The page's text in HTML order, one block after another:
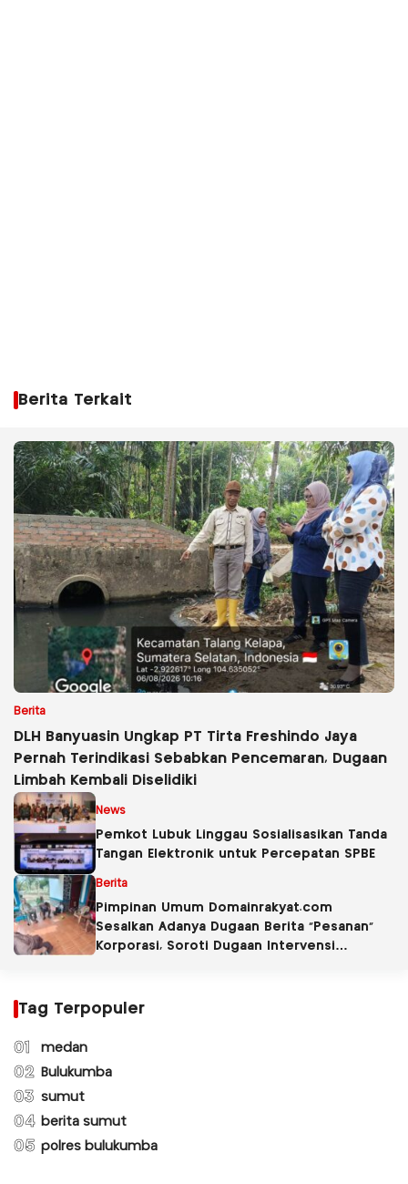
Berita Terkait
Berita
DLH Banyuasin Ungkap PT Tirta Freshindo Jaya
Pernah Terindikasi Sebabkan Pencemaran, Dugaan
Limbah Kembali Diselidiki
News
Pemkot Lubuk Linggau Sosialisasikan Tanda
Tangan Elektronik untuk Percepatan SPBE
Berita
Pimpinan Umum Domainrakyat.com
Sesalkan Adanya Dugaan Berita “Pesanan”
Korporasi, Soroti Dugaan Intervensi
Tag Terpopuler
01 medan
02 Bulukumba
03 sumut
04 berita sumut
05 polres bulukumba